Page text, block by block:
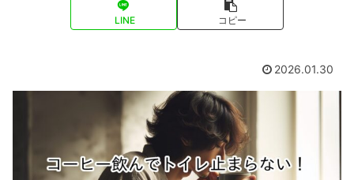
LINE コピー
2026.01.30